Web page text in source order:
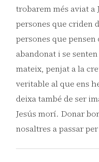
trobarem més aviat a
persones que criden
persones que
abandonat i se
mateix, penjat a la
veritable al que ens
deixa també de ser
Jesús morí. Donar
nosaltres a passar